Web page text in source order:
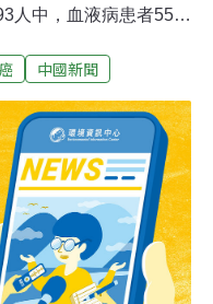
人中，血液病患者55人
於2013年報導，中國某
很重。受害者表示，包
車「異味」投訴群體，
檢測奧迪車的內飾材
7月的那次檢測——在
出車內空氣污染超標。
中國新聞